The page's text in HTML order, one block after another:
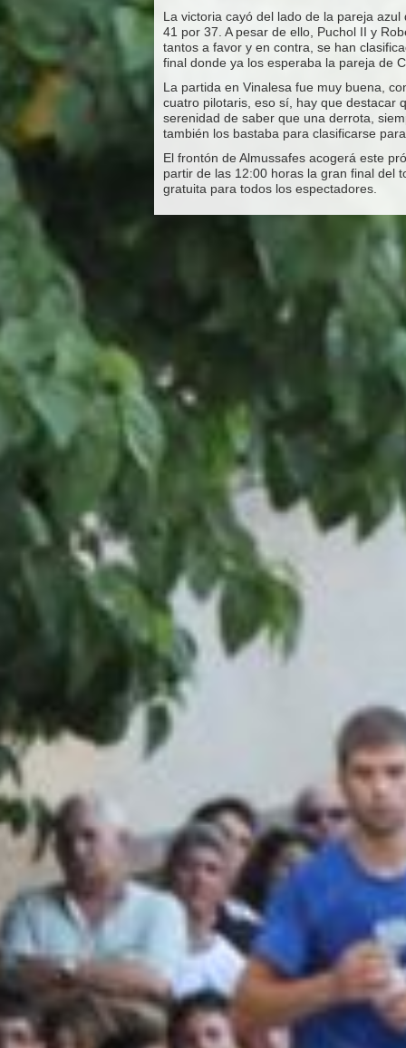
La victoria cayó del lado de la pareja
41 por 37. A pesar de ello, Puchol II y
tantos a favor y en contra, se han
final donde ya los esperaba la pareja de
La partida en Vinalesa fue muy buena,
cuatro pilotaris, eso sí, hay que destacar
serenidad de saber que una derrota,
también los bastaba para clasificarse
El frontón de Almussafes acogerá este
partir de las 12:00 horas la gran final del
gratuita para todos los espectadores.